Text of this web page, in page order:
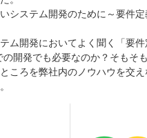
システム開発のために～要件
ム開発においてよく聞く「要
開発でも必要なのか？そもそ
ころを弊社内のノウハウを交